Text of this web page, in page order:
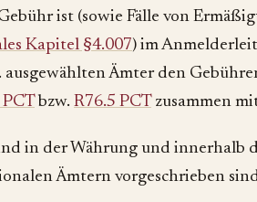
ist (sowie Fälle von
Kapitel §4.007) im
ausgewählten Ämter den
bzw. R76.5 PCTzusammen
in der Währung und innerhalb
Ämtern vorgeschrieben